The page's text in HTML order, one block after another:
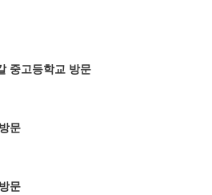
중고등학교 방문
문
문